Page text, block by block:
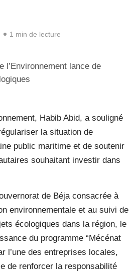
1 min de lecture
Habib Abid, a souligné
la situation de
public maritime et de soutenir
souhaitant investir dans
de Béja consacrée à
environnementale et au suivi de
écologiques dans la région, le
du programme “Mécénat
l’une des entreprises locales,
de renforcer la responsabilité